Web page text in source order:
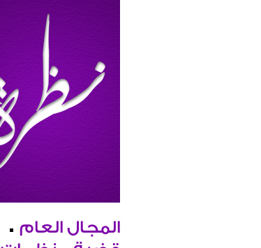
المجال العام